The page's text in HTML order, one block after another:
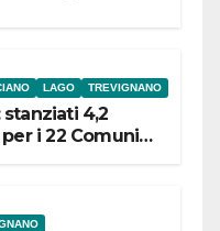
LAGO TREVIGNANO
stanziati 4,2
i 22 Comuni